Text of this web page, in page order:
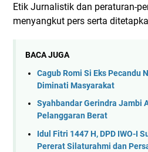
Etik Jurnalistik dan peraturan-
menyangkut pers serta
BACA JUGA
Cagub Romi Si Eks Pecandu
Diminati Masyarakat
Syahbandar Gerindra Jambi
Pelanggaran Berat
Idul Fitri 1447 H, DPD IWO-I
Pererat Silaturahmi dan